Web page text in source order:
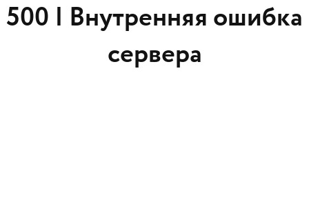
500 | Внутренняя ошибка
сервера